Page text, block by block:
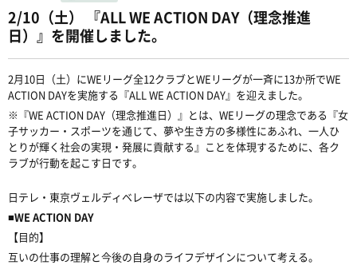
2/10（土） 『ALL WE ACTION DAY（理念推進
日）』を開催しました。
2月10日（土）にWEリーグ全12クラブとWEリーグが一斉に13か所でWE
ACTION DAYを実施する『ALL WE ACTION DAY』を迎えました。
※『WE ACTION DAY（理念推進日）』とは、WEリーグの理念である『女
子サッカー・スポーツを通じて、夢や生き方の多様性にあふれ、一人ひ
とりが輝く社会の実現・発展に貢献する』ことを体現するために、各ク
ラブが行動を起こす日です。
日テレ・東京ヴェルディベレーザでは以下の内容で実施しました。
■WE ACTION DAY
【目的】
互いの仕事の理解と今後の自身のライフデザインについて考える。